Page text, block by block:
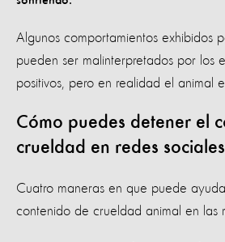
Algunos comportamientos exhibidos
pueden ser malinterpretados por los
positivos, pero en realidad el animal
Cómo puedes detener el
crueldad en redes sociales
Cuatro maneras en que puede
contenido de crueldad animal en las